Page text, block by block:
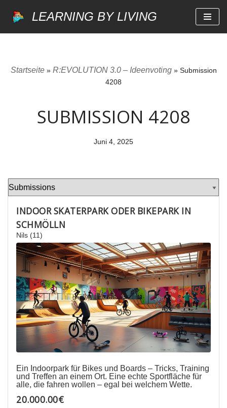
LEARNING BY LIVING
Startseite» R:EVOLUTION 3.0 – Ideenvoting» Submission
4208
SUBMISSION 4208
Juni 4, 2025
INDOOR SKATERPARK ODER BIKEPARK IN
SCHMÖLLN
Nils (11)
Ein Indoorpark für Bikes und Boards – Tricks, Training
und Treffen an einem Ort. Eine echte Sportfläche für
alle, die fahren wollen – egal bei welchem Wette.
20.000.00€